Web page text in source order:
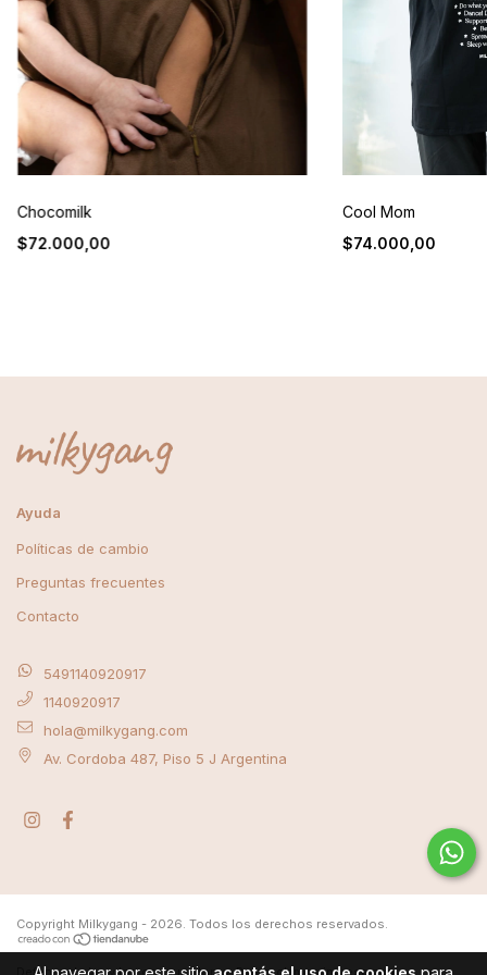
Chocomilk
$72.000,00
Cool Mom
$74.000,00
Ayuda
Políticas de cambio
Preguntas frecuentes
Contacto
5491140920917
1140920917
hola@milkygang.com
Av. Cordoba 487, Piso 5 J Argentina
Copyright Milkygang - 2026. Todos los derechos reservados.